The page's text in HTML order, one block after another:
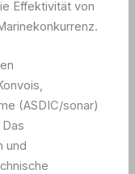
Effektivität von
(ASDIC/sonar)
und